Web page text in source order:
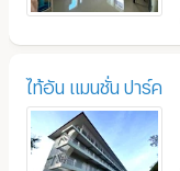
ไท้อัน แมนชั่น ปาร์ค